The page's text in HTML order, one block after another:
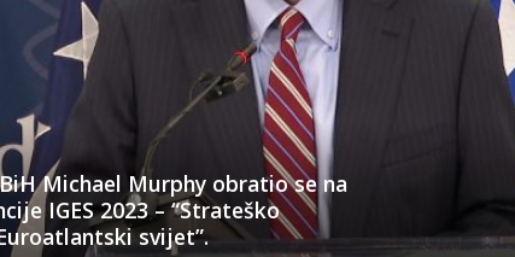
Michael Murphy obratio se na
IGES 2023 – “Strateško
svijet”.